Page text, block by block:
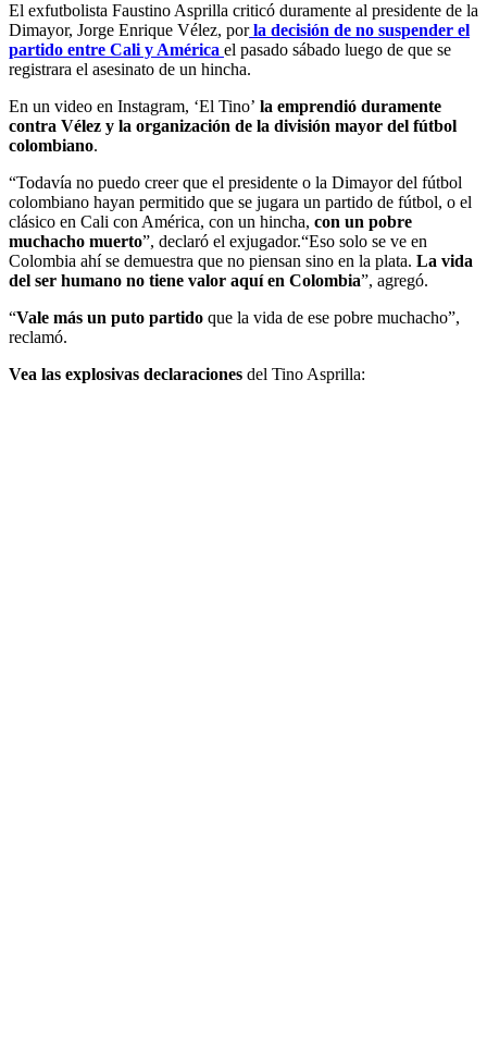
El exfutbolista Faustino Asprilla criticó duramente al presidente de la
Dimayor, Jorge Enrique Vélez, por la decisión de no suspender el
partido entre Cali y América el pasado sábado luego de que se
registrara el asesinato de un hincha.
En un video en Instagram, ‘El Tino’ la emprendió duramente
contra Vélez y la organización de la división mayor del fútbol
colombiano.
“Todavía no puedo creer que el presidente o la Dimayor del fútbol
colombiano hayan permitido que se jugara un partido de fútbol, o el
clásico en Cali con América, con un hincha, con un pobre
muchacho muerto”, declaró el exjugador.“Eso solo se ve en
Colombia ahí se demuestra que no piensan sino en la plata. La vida
del ser humano no tiene valor aquí en Colombia”, agregó.
“Vale más un puto partido que la vida de ese pobre muchacho”,
reclamó.
Vea las explosivas declaraciones del Tino Asprilla: